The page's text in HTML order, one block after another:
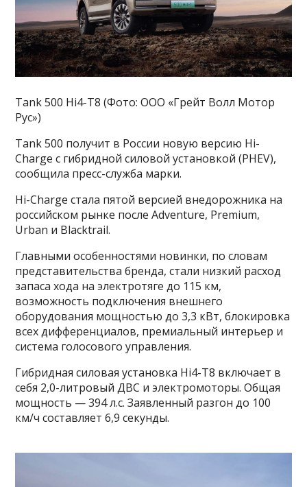
Tank 500 Hi4-T8 (Фото: ООО «Грейт Волл Мотор
Рус»)
Tank 500 получит в России новую версию Hi-
Charge с гибридной силовой установкой (PHEV),
сообщила пресс-служба марки.
Hi-Charge стала пятой версией внедорожника на
российском рынке после Adventure, Premium,
Urban и Blacktrail.
Главными особенностями новинки, по словам
представительства бренда, стали низкий расход
запаса хода на электротяге до 115 км,
возможность подключения внешнего
оборудования мощностью до 3,3 кВт, блокировка
всех дифференциалов, премиальный интерьер и
система голосового управления.
Гибридная силовая установка Hi4-T8 включает в
себя 2,0-литровый ДВС и электромоторы. Общая
мощность — 394 л.с. Заявленный разгон до 100
км/ч составляет 6,9 секунды.